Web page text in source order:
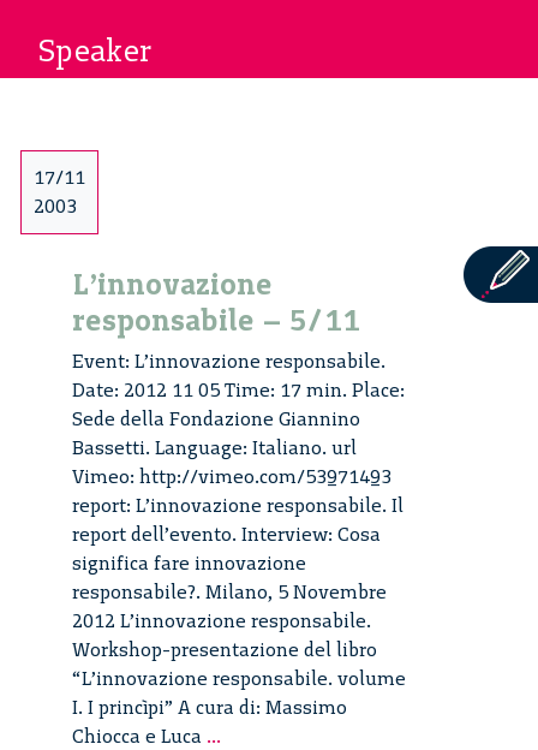
Speaker
17/11
2003
L’innovazione
responsabile – 5/11
Event: L’innovazione responsabile.
Date: 2012 11 05 Time: 17 min. Place:
Sede della Fondazione Giannino
Bassetti. Language: Italiano. url
Vimeo: http://vimeo.com/53971493
report: L’innovazione responsabile. Il
report dell’evento. Interview: Cosa
significa fare innovazione
responsabile?. Milano, 5 Novembre
2012 L’innovazione responsabile.
Workshop-presentazione del libro
“L’innovazione responsabile. volume
I. I princìpi” A cura di: Massimo
Chiocca e Luca ...